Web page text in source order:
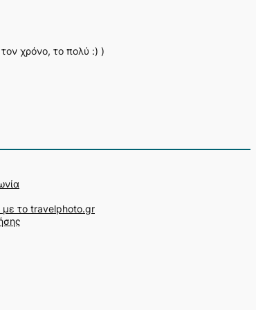
χρόνο, το πολύ :) )
με το travelphoto.gr